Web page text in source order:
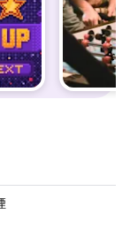
。
。ホステルのフレ
到着の 1 日前以
請求されます。